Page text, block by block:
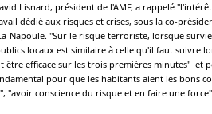
Lisnard, président de l'AMF, a rappelé
dédié aux risques et crises, sous la co-
Napoule. "Sur le risque terroriste, lorsque
locaux est similaire à celle qu'il faut suivre
efficace sur les trois premières minutes" et
pour que les habitants aient les bons
"avoir conscience du risque et en faire une